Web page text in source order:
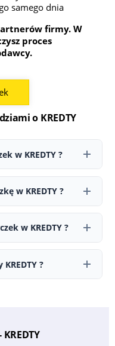
samego dnia
firmy. W
proces
o KREDTY
w KREDTY ?
w przedziale od 100 do
przyznawana kwota
w KREDTY ?
Pierwsza pożyczka
możliwy czas.
w KREDTY ?
- 24,15%. Ostateczne
koszt pożyczki, są
wniosku.
?